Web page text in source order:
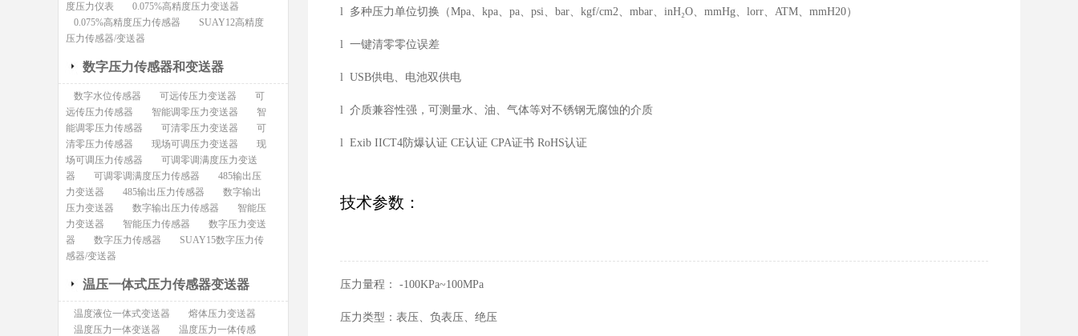
l 多种压力单位切换（Mpa、kpa、pa、psi、bar、kgf/cm2、mbar、inH₂O、mmHg、lorr、ATM、mmH20）
l 一键清零零位误差
l USB供电、电池双供电
l 介质兼容性强，可测量水、油、气体等对不锈钢无腐蚀的介质
l Exib IICT4防爆认证 CE认证 CPA证书 RoHS认证
技术参数：
压力量程： -100KPa~100MPa
压力类型：表压、负表压、绝压
度压力仪表
0.075%高精度压力变送器
0.075%高精度压力传感器
SUAY12高精度
压力传感器/变送器
数字压力传感器和变送器
数字水位传感器 可远传压力变送器
可
远传压力传感器
智能调零压力变送器
智
能调零压力传感器
可清零压力变送器
可
清零压力传感器
现场可调压力变送器
现
场可调压力传感器
可调零调满度压力变送
器
可调零调满度压力传感器
485输出压
力变送器
485输出压力传感器
数字输出
压力变送器
数字输出压力传感器
智能压
力变送器
智能压力传感器
数字压力变送
器
数字压力传感器
SUAY15数字压力传
感器/变送器
温压一体式压力传感器变送器
温度液位一体式变送器
熔体压力变送器
温度压力一体变送器
温度压力一体传感